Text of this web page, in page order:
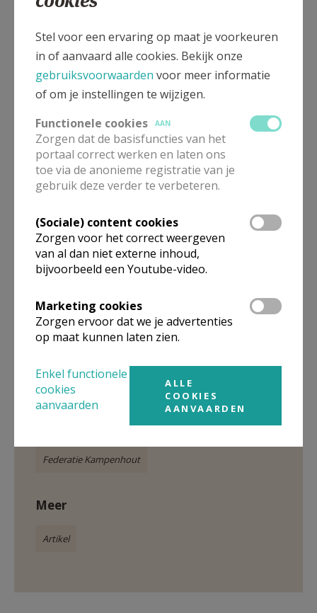
Zoals vroeger reeds meegedeeld, is de grote
pastorie overgedragen aan de gemeente, maar de
oude pastorie zal na restauratie ten dienste staan
van de kerkfabriek en de parochie. Een dergelijke
restauratie zal natuurlijk heel wat tijd in beslag
nemen, maar de gemeente beloofde, dit dossier
eindelijk met bekwame spoed af te werken. Wij
kunnen er dus naar uit kijken, over een paar jaren
prachtige nuttige gebouwen te hebben.
de kerkraad
Gepubliceerd door
Federatie Kampenhout
Meer
Artikel
Stel voor een ervaring op maat je voorkeuren
in of aanvaard alle cookies. Bekijk onze
gebruiksvoorwaarden voor meer informatie
of om je instellingen te wijzigen.
Functionele cookies
AAN
Zorgen dat de basisfuncties van het
portaal correct werken en laten ons
toe via de anonieme registratie van je
gebruik deze verder te verbeteren.
(Sociale) content cookies
Zorgen voor het correct weergeven
van al dan niet externe inhoud,
bijvoorbeeld een Youtube-video.
Marketing cookies
Zorgen ervoor dat we je advertenties
op maat kunnen laten zien.
Enkel functionele
cookies
aanvaarden
ALLE
COOKIES
AANVAARDEN